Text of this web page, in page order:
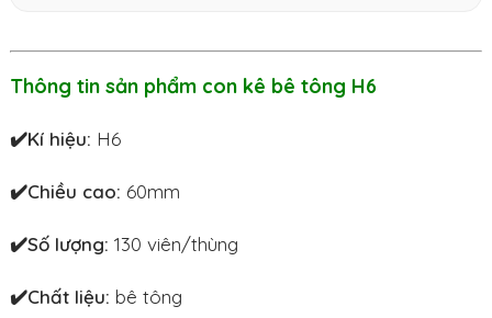
Thông tin sản phẩm con kê bê tông H6
✔️Kí hiệu: H6
✔️Chiều cao: 60mm
✔️Số lượng: 130 viên/thùng
✔️Chất liệu: bê tông